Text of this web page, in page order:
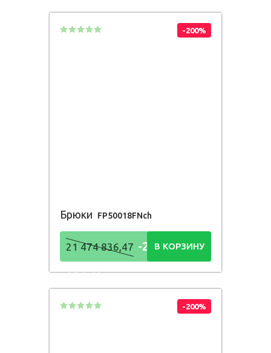
-200%
Брюки FP50018FNch
21 474 836,47 -21 474
836,48Р
В КОРЗИНУ
-200%